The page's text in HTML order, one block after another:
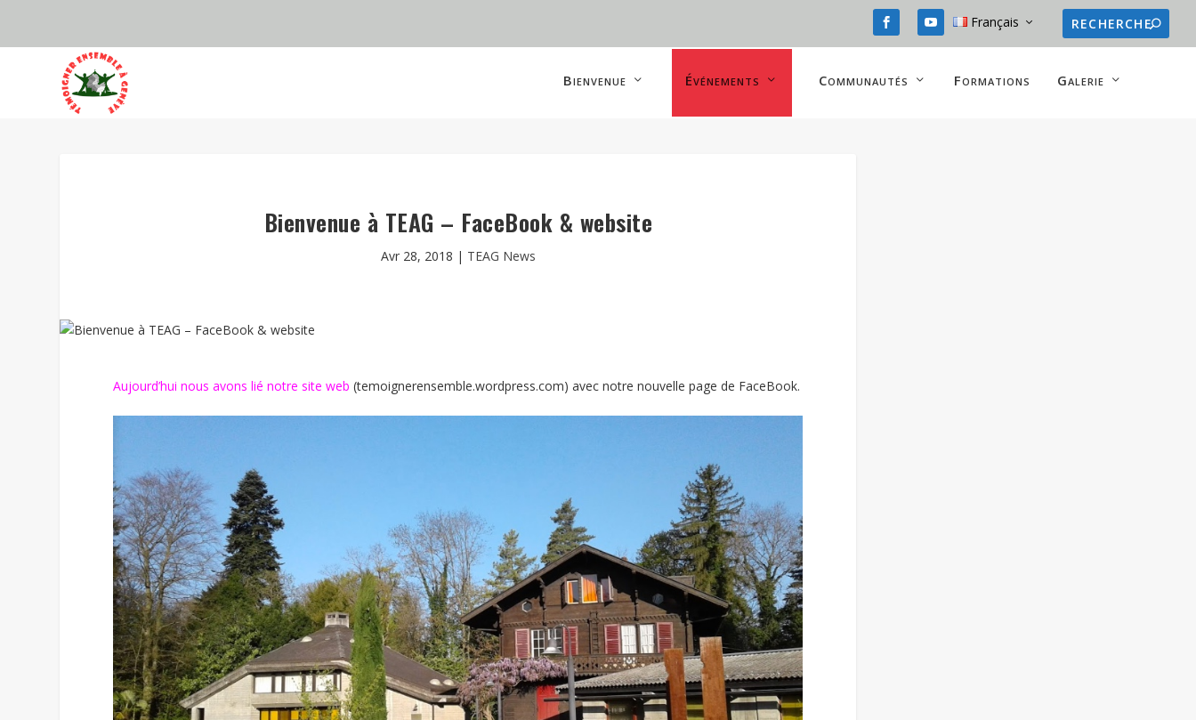
Français
Bienvenue Événements Communautés Formations Galerie
Bienvenue à TEAG – FaceBook & website
Avr 28, 2018 | TEAG News
Aujourd’hui nous avons lié notre site web (temoignerensemble.wordpress.com) avec notre nouvelle page de FaceBook.